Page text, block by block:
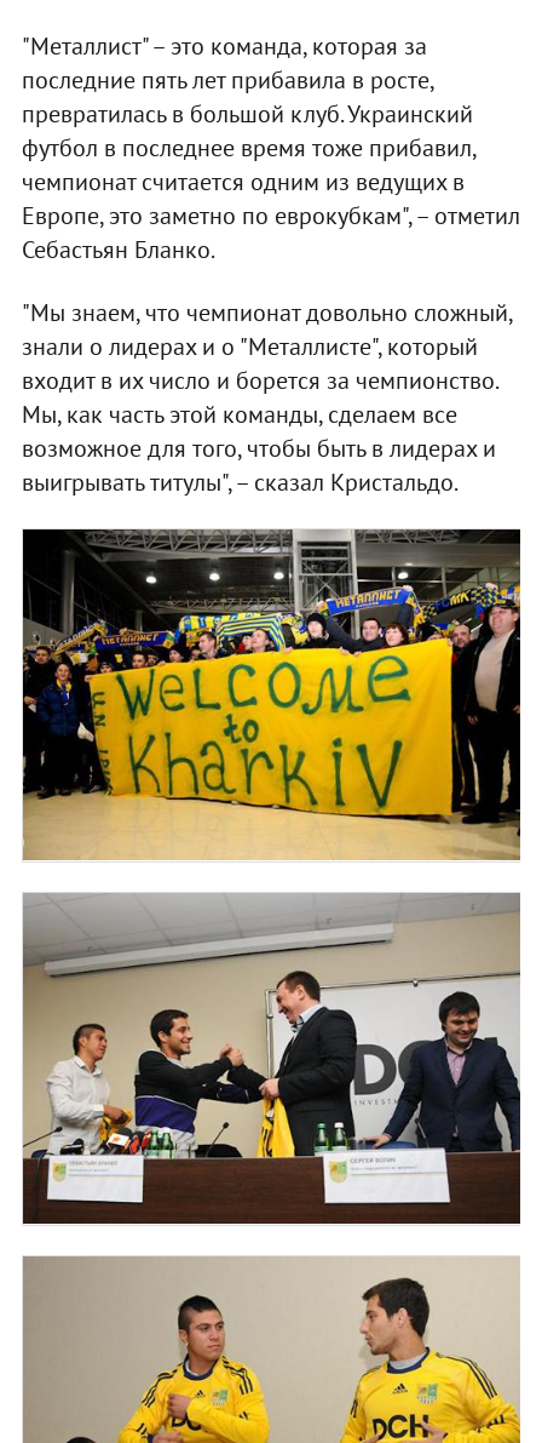
"Металлист" – это команда, которая за
последние пять лет прибавила в росте,
превратилась в большой клуб. Украинский
футбол в последнее время тоже прибавил,
чемпионат считается одним из ведущих в
Европе, это заметно по еврокубкам", – отметил
Себастьян Бланко.
"Мы знаем, что чемпионат довольно сложный,
знали о лидерах и о "Металлисте", который
входит в их число и борется за чемпионство.
Мы, как часть этой команды, сделаем все
возможное для того, чтобы быть в лидерах и
выигрывать титулы", – сказал Кристальдо.